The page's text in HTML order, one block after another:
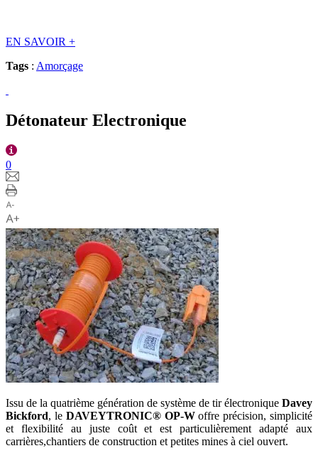
EN SAVOIR +
Tags : Amorçage
Détonateur Electronique
0
Issu de la quatrième génération de système de tir électronique Davey
Bickford, le DAVEYTRONIC® OP-Woffre précision, simplicité
et flexibilité au juste coût et est particulièrement adapté aux
carrières,chantiers de construction et petites mines à ciel ouvert.